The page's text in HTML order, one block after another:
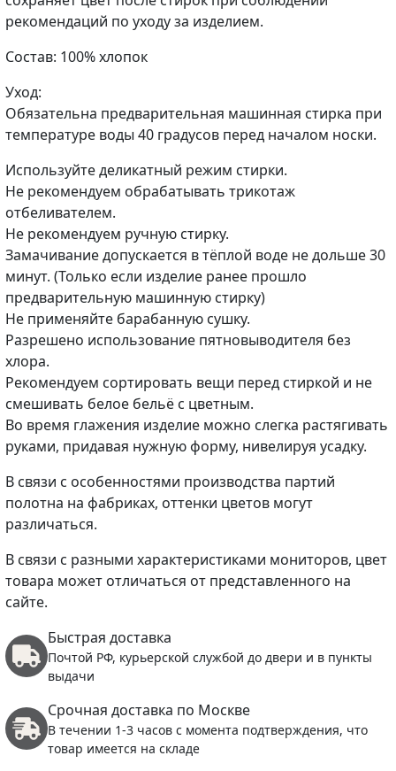
рекомендаций по уходу за изделием.
Состав: 100% хлопок
Уход:
Обязательна предварительная машинная стирка при
температуре воды 40 градусов перед началом носки.
Используйте деликатный режим стирки.
Не рекомендуем обрабатывать трикотаж
отбеливателем.
Не рекомендуем ручную стирку.
Замачивание допускается в тёплой воде не дольше 30
минут. (Только если изделие ранее прошло
предварительную машинную стирку)
Не применяйте барабанную сушку.
Разрешено использование пятновыводителя без
хлора.
Рекомендуем сортировать вещи перед стиркой и не
смешивать белое бельё с цветным.
Во время глажения изделие можно слегка растягивать
руками, придавая нужную форму, нивелируя усадку.
В связи с особенностями производства партий
полотна на фабриках, оттенки цветов могут
различаться.
В связи с разными характеристиками мониторов, цвет
товара может отличаться от представленного на
сайте.
Быстрая доставка
Почтой РФ, курьерской службой до двери и в пункты
выдачи
Срочная доставка по Москве
В течении 1-3 часов с момента подтверждения, что
товар имеется на складе